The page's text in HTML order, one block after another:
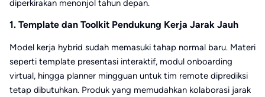
diperkirakan menonjol tahun depan.
1. Template dan Toolkit Pendukung Kerja Jarak Jauh
Model kerja hybrid sudah memasuki tahap normal baru. Materi
seperti template presentasi interaktif, modul onboarding
virtual, hingga planner mingguan untuk tim remote diprediksi
tetap dibutuhkan. Produk yang memudahkan kolaborasi jarak